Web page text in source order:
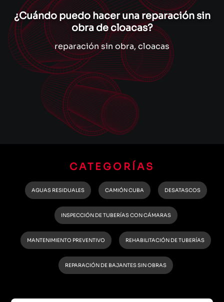
¿Cuándo puedo hacer una reparación sin
obra de cloacas?
reparación sin obra, cloacas
CATEGORÍAS
AGUAS RESIDUALES CAMIÓN CUBA DESATASCOS
INSPECCIÓN DE TUBERÍAS CON CÁMARAS
MANTENIMIENTO PREVENTIVO REHABILITACIÓN DE TUBERÍAS
REPARACIÓN DE BAJANTES SIN OBRAS